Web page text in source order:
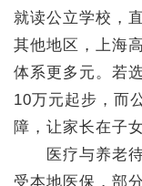
就读公立学校，
其他地区，上海
体系更多元。若
10万元起步，而
障，让家长在子
医疗与养老待
受本地医保，部